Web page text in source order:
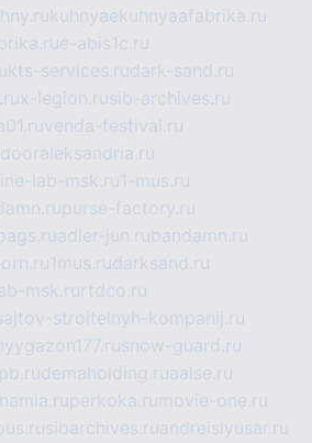
kuhnyaekuhnyaafabrika.ru
e-abis1c.ru
kts-services.rudark-sand.ru
x-legion.rusib-archives.ru
venda-festival.ru
dooraleksandria.ru
lab-msk.ru1-mus.ru
purse-factory.ru
adler-jun.rubandamn.ru
1mus.rudarksand.ru
msk.ru rtdco.ru
stroitelnyh-kompanij.ru
snow-guard.ru
demaholding.ruaalse.ru
perkoka.ru movie-one.ru
sibarchives.ruandreislyusar.ru